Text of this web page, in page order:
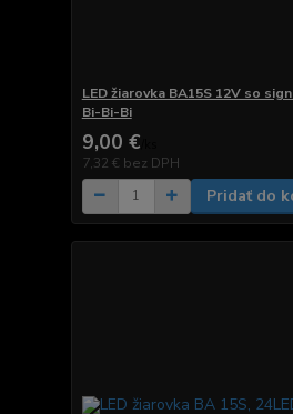
LED žiarovka BA15S 12V so
Bi-Bi-Bi
9,00 €
7,32 € bez DPH
Pridať do